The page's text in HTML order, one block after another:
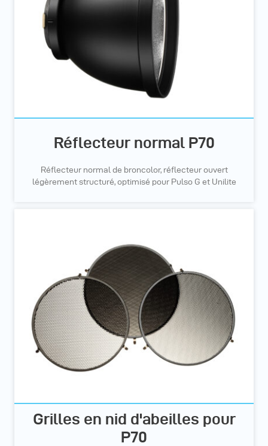
Réflecteur normal P70
Réflecteur normal de broncolor, réflecteur ouvert
légèrement structuré, optimisé pour Pulso G et Unilite
Grilles en nid d'abeilles pour
P70